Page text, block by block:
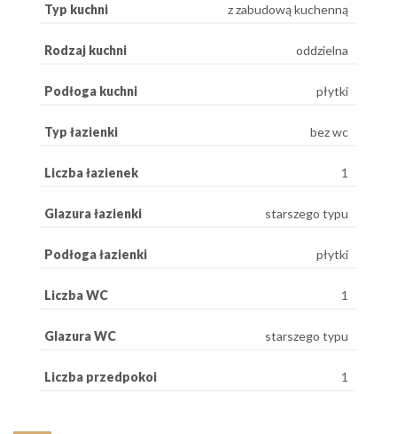
Typ kuchni z zabudową kuchenną
Rodzaj kuchni oddzielna
Podłoga kuchni płytki
Typ łazienki bez wc
Liczba łazienek 1
Glazura łazienki starszego typu
Podłoga łazienki płytki
Liczba WC 1
Glazura WC starszego typu
Liczba przedpokoi 1